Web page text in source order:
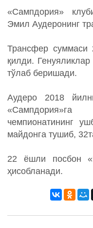
«Сампдория»
Эмил Аудеронинг
Трансфер суммаси
қилди.
тўлаб беришади.
Аудеро 2018
чемпионатининг
майдонга тушиб,
22 ёшли посбон
ҳисобланади.